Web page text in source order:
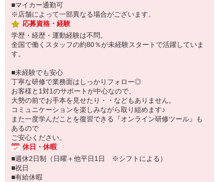
■マイカー通勤可
※店舗によって一部異なる場合がございます。
応募資格・経験
学歴・経歴・運動経験は不問。
全国で働くスタッフの約80％が未経験スタートで活躍していま
す。
■未経験でも安心
丁寧な研修で業務面はしっかりフォロー◎
お客様と1対1のサポートが中心なので、
大勢の前でお手本を見せたり・・などもありません。
コミュニケーションを楽しみながら取り組めます♪
また一度学んだことを復習できる『オンライン研修ツール』も
あるので
ご安心ください。
休日・休暇
■週休2日制（日曜＋他平日1日 ※シフトによる）
■祝日
■有給休暇